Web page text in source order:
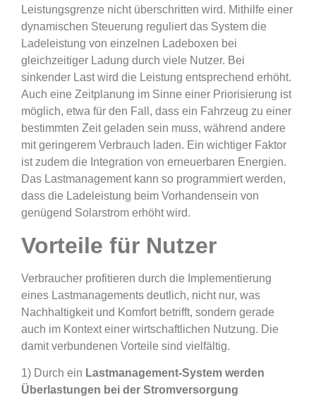
Leistungsgrenze nicht überschritten wird. Mithilfe einer
dynamischen Steuerung reguliert das System die
Ladeleistung von einzelnen Ladeboxen bei
gleichzeitiger Ladung durch viele Nutzer. Bei
sinkender Last wird die Leistung entsprechend erhöht.
Auch eine Zeitplanung im Sinne einer Priorisierung ist
möglich, etwa für den Fall, dass ein Fahrzeug zu einer
bestimmten Zeit geladen sein muss, während andere
mit geringerem Verbrauch laden. Ein wichtiger Faktor
ist zudem die Integration von erneuerbaren Energien.
Das Lastmanagement kann so programmiert werden,
dass die Ladeleistung beim Vorhandensein von
genügend Solarstrom erhöht wird.
Vorteile für Nutzer
Verbraucher profitieren durch die Implementierung
eines Lastmanagements deutlich, nicht nur, was
Nachhaltigkeit und Komfort betrifft, sondern gerade
auch im Kontext einer wirtschaftlichen Nutzung. Die
damit verbundenen Vorteile sind vielfältig.
1) Durch ein Lastmanagement-System werden
Überlastungen bei der Stromversorgung